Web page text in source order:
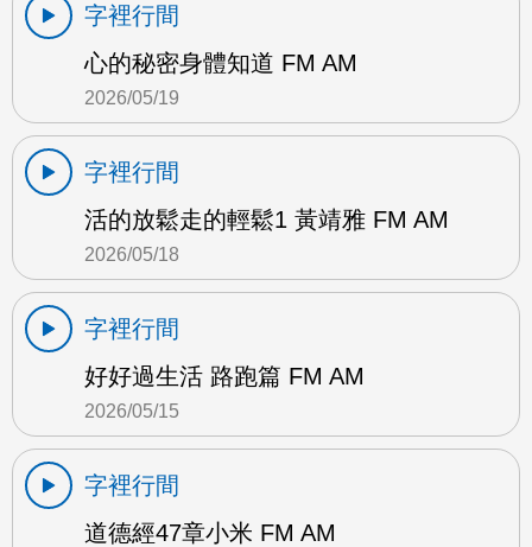
字裡行間
心的秘密身體知道 FM AM
2026/05/19
字裡行間
活的放鬆走的輕鬆1 黃靖雅 FM AM
2026/05/18
字裡行間
好好過生活 路跑篇 FM AM
2026/05/15
字裡行間
道德經47章小米 FM AM